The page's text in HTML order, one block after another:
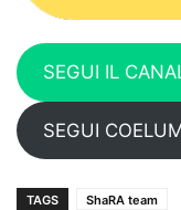
SEGUI IL
SEGUI
TAGS ShaRA team